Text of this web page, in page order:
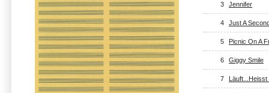
3 Jennifer
4 Just A
5 Picnic On A
6 Giggy Smile
7